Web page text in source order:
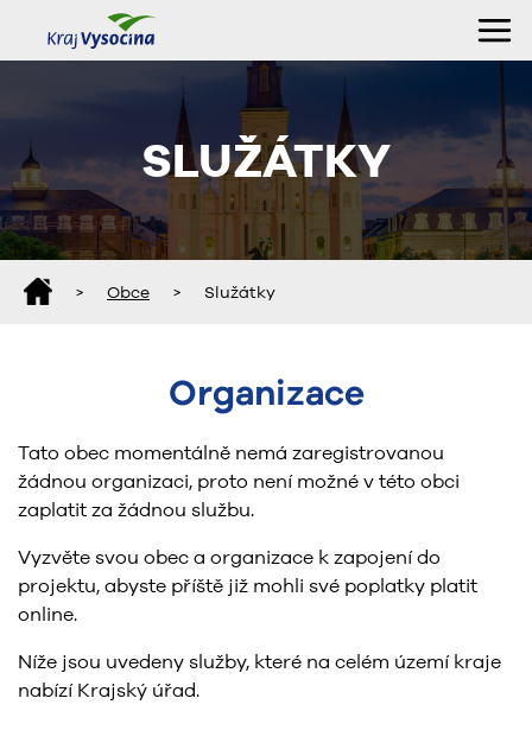
SLUŽÁTKY
> Obce > Služátky
Organizace
Tato obec momentálně nemá zaregistrovanou
žádnou organizaci, proto není možné v této obci
zaplatit za žádnou službu.
Vyzvěte svou obec a organizace k zapojení do
projektu, abyste příště již mohli své poplatky platit
online.
Níže jsou uvedeny služby, které na celém území kraje
nabízí Krajský úřad.